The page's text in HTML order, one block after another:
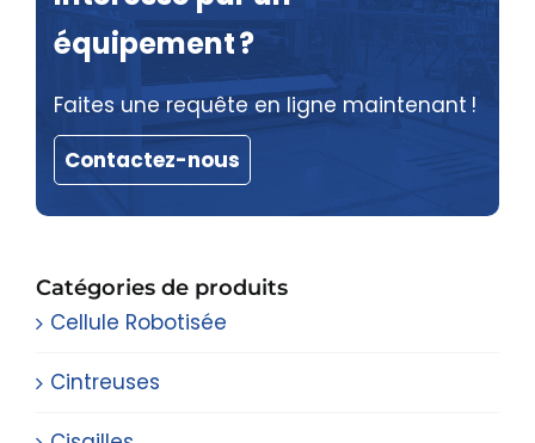
équipement ?
Faites une requête en ligne maintenant !
Contactez-nous
Catégories de produits
Cellule Robotisée
Cintreuses